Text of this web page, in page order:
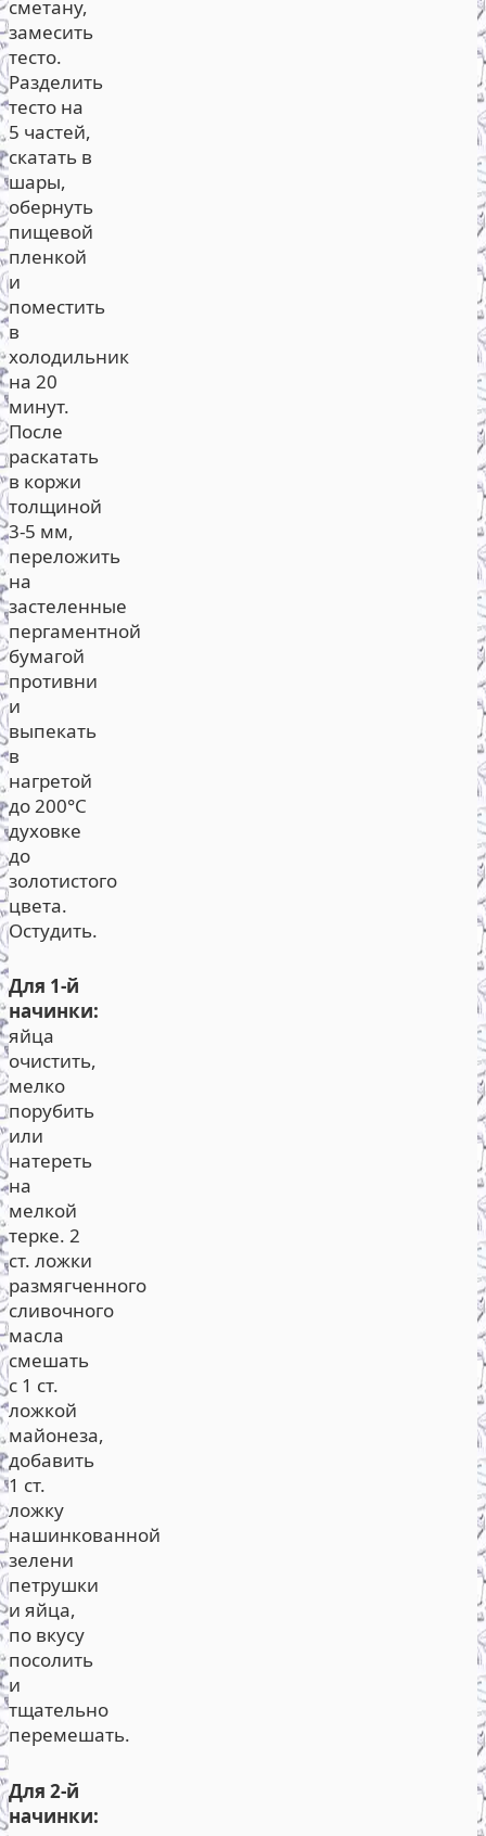
сметану,
замесить
тесто.
Разделить
тесто на
5 частей,
скатать в
шары,
обернуть
пищевой
пленкой
и
поместить
в
холодильник
на 20
минут.
После
раскатать
в коржи
толщиной
3-5 мм,
переложить
на
застеленные
пергаментной
бумагой
противни
и
выпекать
в
нагретой
до 200°С
духовке
до
золотистого
цвета.
Остудить.
Для 1-й
начинки:
яйца
очистить,
мелко
порубить
или
натереть
на
мелкой
терке. 2
ст. ложки
размягченного
сливочного
масла
смешать
с 1 ст.
ложкой
майонеза,
добавить
1 ст.
ложку
нашинкованной
зелени
петрушки
и яйца,
по вкусу
посолить
и
тщательно
перемешать.
Для 2-й
начинки: